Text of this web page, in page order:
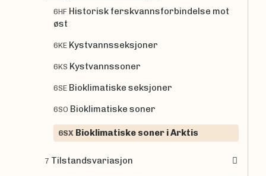
6HF Historisk ferskvannsforbindelse mot
øst
6KE Kystvannsseksjoner
6KS Kystvannssoner
6SE Bioklimatiske seksjoner
6SO Bioklimatiske soner
6SX Bioklimatiske soner i Arktis
7 Tilstandsvariasjon